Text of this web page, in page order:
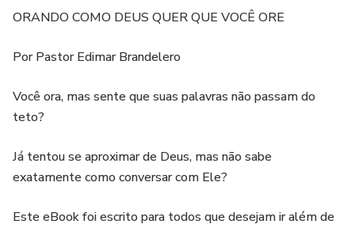
ORANDO COMO DEUS QUER QUE VOCÊ ORE
Por Pastor Edimar Brandelero
Você ora, mas sente que suas palavras não passam do
teto?
Já tentou se aproximar de Deus, mas não sabe
exatamente como conversar com Ele?
Este eBook foi escrito para todos que desejam ir além de